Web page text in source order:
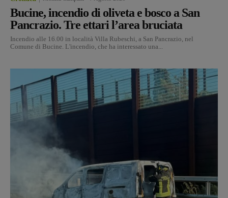
Bucine, incendio di oliveta e bosco a San
Pancrazio. Tre ettari l’area bruciata
Incendio alle 16.00 in località Villa Rubeschi, a San Pancrazio, nel
Comune di Bucine. L'incendio, che ha interessato una...